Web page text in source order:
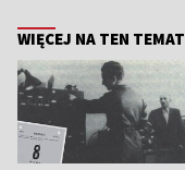
WIĘCEJ NA TEN TEMAT